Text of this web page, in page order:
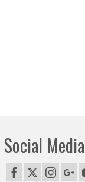
Social Media